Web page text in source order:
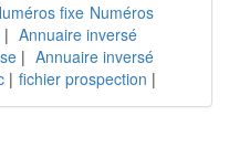
fixe Numéros
| Annuaire inversé
| Annuaire inversé
| fichier prospection |